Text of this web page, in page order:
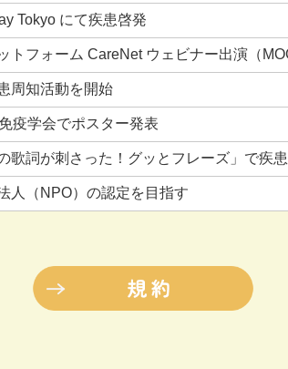
Tokyo にて疾患啓発
トフォーム CareNet ウェビナー出演（
周知活動を開始
疫学会でポスター発表
歌詞が刺さった！グッとフレーズ」で疾
人（NPO）の認定を目指す